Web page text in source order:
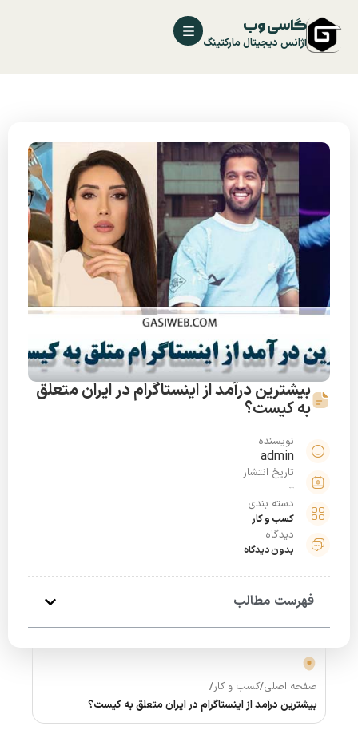
گاسی وب
آژانس دیجیتال مارکتینگ
بیشترین درآمد از اینستاگرام در ایران متعلق
به کیست؟
نویسنده
admin
تاریخ انتشار
دسته بندی
کسب و کار
دیدگاه
بدون دیدگاه
فهرست مطالب
صفحه اصلی/کسب و کار/
بیشترین درآمد از اینستاگرام در ایران متعلق به کیست؟